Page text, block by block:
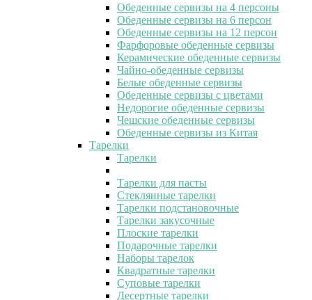
Обеденные сервизы на 4 персоны
Обеденные сервизы на 6 персон
Обеденные сервизы на 12 персон
Фарфоровые обеденные сервизы
Керамические обеденные сервизы
Чайно-обеденные сервизы
Белые обеденные сервизы
Обеденные сервизы с цветами
Недорогие обеденные сервизы
Чешские обеденные сервизы
Обеденные сервизы из Китая
Тарелки
Тарелки
Тарелки для пасты
Стеклянные тарелки
Тарелки подстановочные
Тарелки закусочные
Плоские тарелки
Подарочные тарелки
Наборы тарелок
Квадратные тарелки
Суповые тарелки
Десертные тарелки